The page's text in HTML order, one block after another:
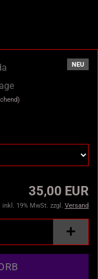
NEU
35,00 EUR
inkl. 19% MwSt. zzgl. Versand